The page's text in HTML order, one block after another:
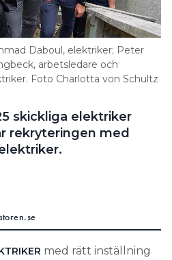
Daboul, elektriker; Peter
arbetsledare och
Foto Charlotta von Schultz
skickliga elektriker
rekryteringen med
med rätt inställning